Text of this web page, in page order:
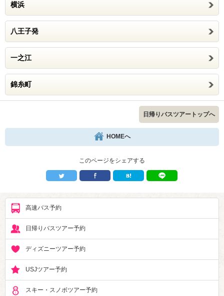
横浜
八王子発
一之江
錦糸町
日帰りバスツアートップへ
HOMEへ
このページをシェアする
高速バス予約
日帰りバスツアー予約
ディズニーツアー予約
USJツアー予約
スキー・スノボツアー予約